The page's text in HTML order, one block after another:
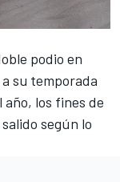
podio en
su temporada
los fines de
según lo